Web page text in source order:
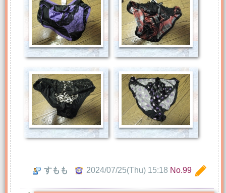
すもも 2024/07/25(Thu) 15:18 No.99